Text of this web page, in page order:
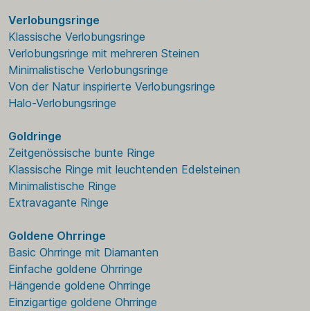
Verlobungsringe
Klassische Verlobungsringe
Verlobungsringe mit mehreren Steinen
Minimalistische Verlobungsringe
Von der Natur inspirierte Verlobungsringe
Halo-Verlobungsringe
Goldringe
Zeitgenössische bunte Ringe
Klassische Ringe mit leuchtenden Edelsteinen
Minimalistische Ringe
Extravagante Ringe
Goldene Ohrringe
Basic Ohrringe mit Diamanten
Einfache goldene Ohrringe
Hängende goldene Ohrringe
Einzigartige goldene Ohrringe